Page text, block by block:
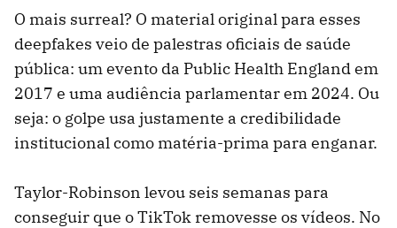
O mais surreal? O material original para esses
deepfakes veio de palestras oficiais de saúde
pública: um evento da Public Health England em
2017 e uma audiência parlamentar em 2024. Ou
seja: o golpe usa justamente a credibilidade
institucional como matéria-prima para enganar.
Taylor-Robinson levou seis semanas para
conseguir que o TikTok removesse os vídeos. No